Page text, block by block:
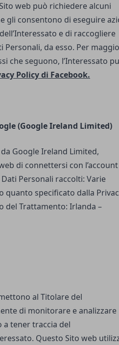
web può richiedere alcuni
gli consentono di eseguire
e di raccogliere
Personali, da esso. Per
che seguono, l’Interessato
Policy di Facebook.
(Google Ireland Limited)
Google Ireland Limited,
di connettersi con l’account
Personali raccolti: Varie
quanto specificato dalla
del Trattamento: Irlanda –
al Titolare del
di monitorare e analizzare
tener traccia del
Questo Sito web